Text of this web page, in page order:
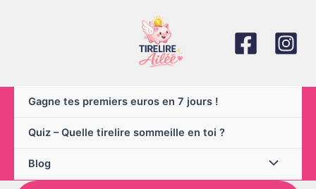
Gagne tes premiers euros en 7 jours !
Quiz – Quelle tirelire sommeille en toi ?
Blog